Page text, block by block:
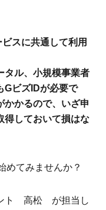
スに共通して利用
タル、小規模事業者
GビズIDが必要で
かかるので、いざ申
得しておいて損はな
めてみませんか？
ト 高松 が担当し